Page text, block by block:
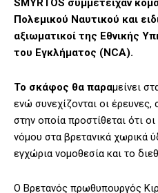
SMYRTOS συμμετείχαν
Πολεμικού Ναυτικού και
αξιωματικοί της Εθνικής
του Εγκλήματος (NCA).
Το σκάφος θα παραμείνει
ενώ συνεχίζονται οι
στην οποία προστίθεται ότι
νόμου στα βρετανικά χωρικά
εγχώρια νομοθεσία και το
Ο Βρετανός πρωθυπουργός